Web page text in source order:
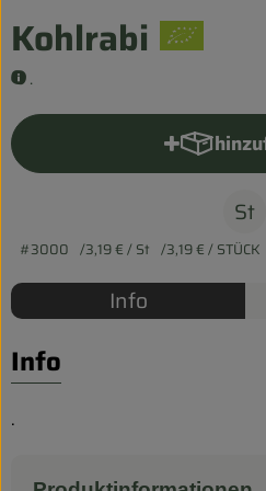
Kosmetik
Biohof erleben
Firmenkunden
Kohlrabi
.
St
#3000 3,19 €/ St 3,19 €/ STÜCK
Info
Info
.